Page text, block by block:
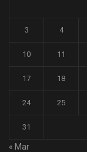
3 4
10 11
17 18
24 25
31
« Mar